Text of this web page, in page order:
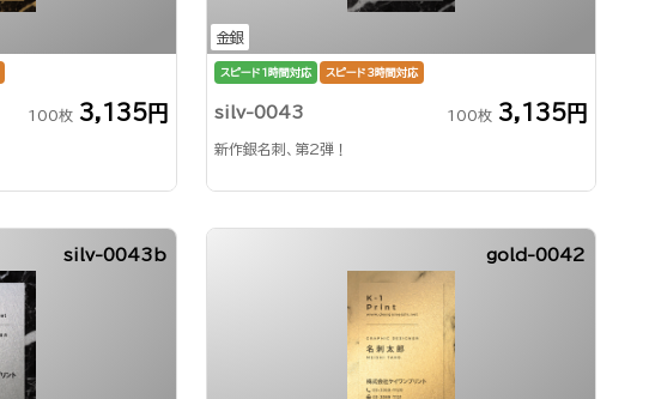
100枚 3,135円
金銀
スピード1時間対応 スピード3時間対応
silv-0043 100枚 3,135円
新作銀名刺、第2弾！
silv-0043b gold-0042